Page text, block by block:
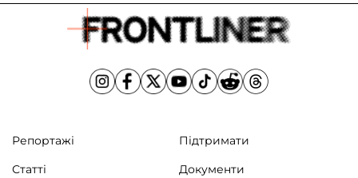
Репортажі
Статті
Підтримати
Документи